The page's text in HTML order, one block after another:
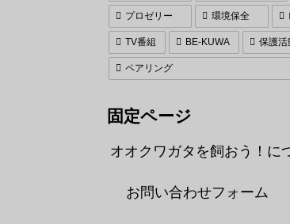
プロゼリー 環境保全
TV番組 BE-KUWA 保護活
ペアリング
固定ページ
オオクワガタを飼おう！に
お問い合わせフォーム